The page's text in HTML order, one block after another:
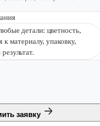
детали: цветность,
к материалу, упаковку,
заявку